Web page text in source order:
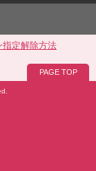
指定解除方法
PAGE TOP